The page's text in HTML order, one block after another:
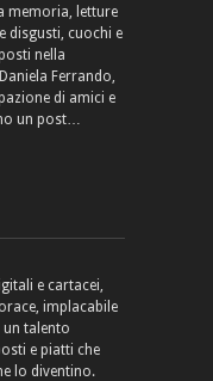
memoria, letture
disgusti, cuochi e
nella
Ferrando,
di amici e
un post…
e cartacei,
implacabile
talento
e piatti che
lo diventino.